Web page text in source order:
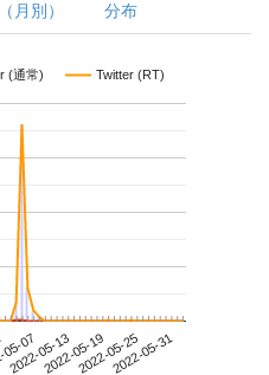
月別） 分布
(通常) Twitter (RT)
07
2022-05-132022-05-192022-05-252022-05-31